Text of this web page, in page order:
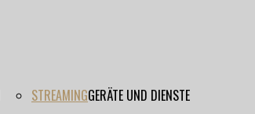
STREAMINGGERÄTE UND DIENSTE